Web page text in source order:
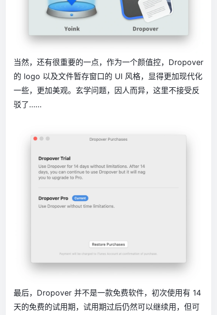
当然，还有很重要的一点，作为一个颜值控，Dropover
的 logo 以及文件暂存窗口的 UI 风格，显得更加现代化
一些，更加美观。玄学问题，因人而异，这里不接受反
驳了……
最后，Dropover 并不是一款免费软件，初次使用有 14
天的免费的试用期，试用期过后仍然可以继续用，但可